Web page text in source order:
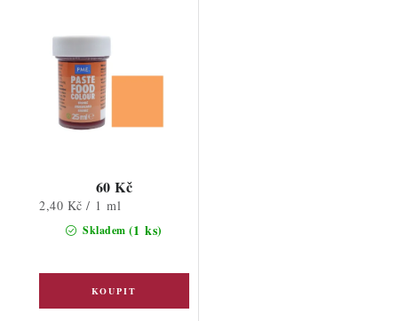
Skladem (1 ks)
60 Kč
Měrná
2,40 Kč / 1 ml